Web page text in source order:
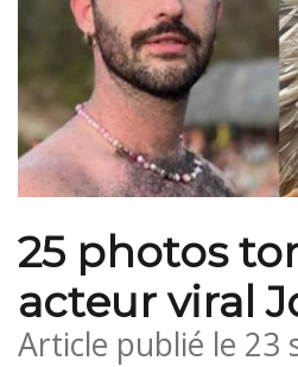
25 photos
acteur viral
Article publié le 23